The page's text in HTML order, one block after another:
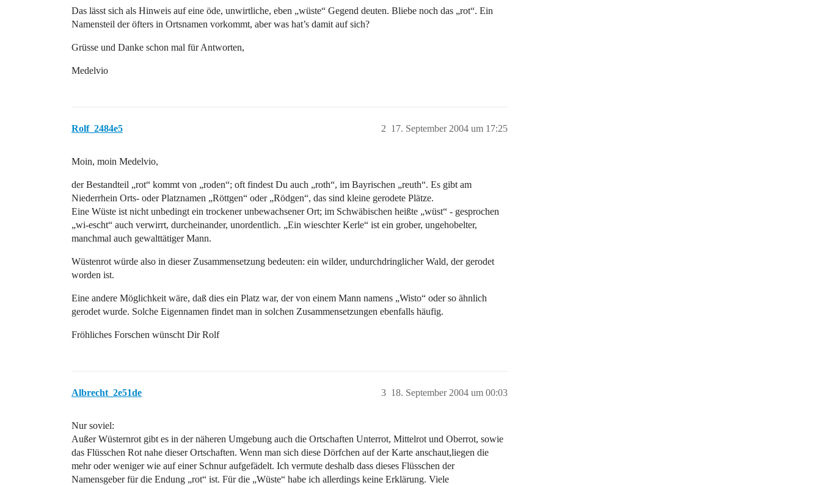
Das lässt sich als Hinweis auf eine öde, unwirtliche, eben „wüste“ Gegend deuten. Bliebe noch das „rot“. Ein
Namensteil der öfters in Ortsnamen vorkommt, aber was hat’s damit auf sich?
Grüsse und Danke schon mal für Antworten,
Medelvio
Rolf_2484e5 17. September 2004 um 17:25
2
Moin, moin Medelvio,
der Bestandteil „rot“ kommt von „roden“; oft findest Du auch „roth“, im Bayrischen „reuth“. Es gibt am
Niederrhein Orts- oder Platznamen „Röttgen“ oder „Rödgen“, das sind kleine gerodete Plätze.
Eine Wüste ist nicht unbedingt ein trockener unbewachsener Ort; im Schwäbischen heißte „wüst“ - gesprochen
„wi-escht“ auch verwirrt, durcheinander, unordentlich. „Ein wieschter Kerle“ ist ein grober, ungehobelter,
manchmal auch gewalttätiger Mann.
Wüstenrot würde also in dieser Zusammensetzung bedeuten: ein wilder, undurchdringlicher Wald, der gerodet
worden ist.
Eine andere Möglichkeit wäre, daß dies ein Platz war, der von einem Mann namens „Wisto“ oder so ähnlich
gerodet wurde. Solche Eigennamen findet man in solchen Zusammensetzungen ebenfalls häufig.
Fröhliches Forschen wünscht Dir Rolf
Albrecht_2e51de 18. September 2004 um 00:03
3
Nur soviel:
Außer Wüsternrot gibt es in der näheren Umgebung auch die Ortschaften Unterrot, Mittelrot und Oberrot, sowie
das Flüsschen Rot nahe dieser Ortschaften. Wenn man sich diese Dörfchen auf der Karte anschaut,liegen die
mehr oder weniger wie auf einer Schnur aufgefädelt. Ich vermute deshalb dass dieses Flüsschen der
Namensgeber für die Endung „rot“ ist. Für die „Wüste“ habe ich allerdings keine Erklärung. Viele